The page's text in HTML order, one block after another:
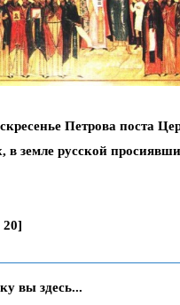
Петрова поста
в земле русской
20]
вы здесь...